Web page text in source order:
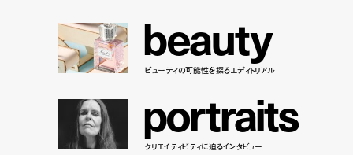
beauty
ビューティの可能性を探るエディトリアル
portraits
クリエイティビティに迫るインタビュー